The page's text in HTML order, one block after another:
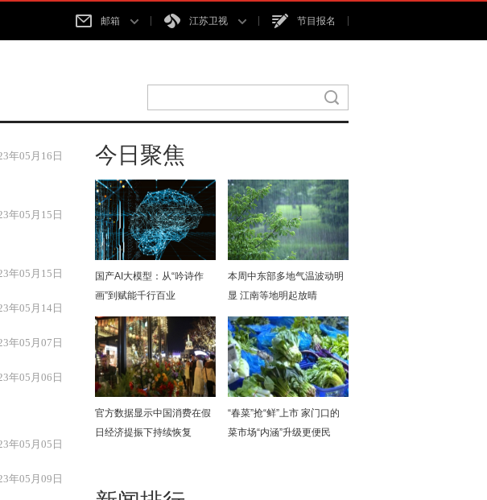
邮箱 江苏卫视 节目报名
年05月16日
年05月15日
年05月15日
年05月14日
年05月07日
年05月06日
年05月05日
年05月09日
今日聚焦
国产AI大模型：从“吟诗作
画”到赋能千行百业
本周中东部多地气温波动明
显 江南等地明起放晴
官方数据显示中国消费在假
日经济提振下持续恢复
“春菜”抢“鲜”上市 家门口的
菜市场“内涵”升级更便民